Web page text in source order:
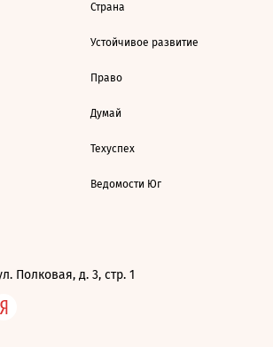
Страна
Устойчивое развитие
Право
Думай
Техуспех
Ведомости Юг
Полковая, д. 3, стр. 1